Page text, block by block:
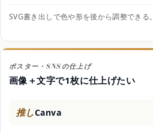
SVG書き出しで色や形を後から調整できる。
ポスター・SNSの仕上げ
画像＋文字で1枚に仕上げたい
推しCanva